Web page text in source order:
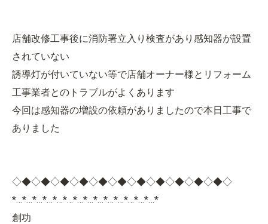
店舗改修工事後に消防署立入り検査があり感知器が設置
されていない
誘導灯が付いていない等で店舗オーナー様とリフォーム
工事業者とのトラブルがよくあります
今回は感知器の増設の依頼がありましたので本日工事で
ありました
◇◆◇◆◇◆◇◆◇◆◇◆◇◆◇◆◇◆◇◆◇◆◇
*…*…*…*…*…*…*…*…*…*…*…*…*…*…*
創功